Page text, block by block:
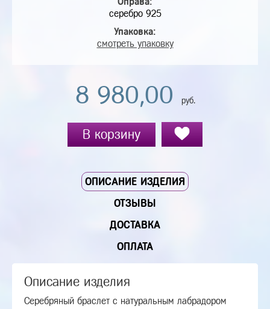
серебро 925
Упаковка:
смотреть упаковку
8 980,00 руб.
В корзину
ОПИСАНИЕ ИЗДЕЛИЯ
ОТЗЫВЫ
ДОСТАВКА
ОПЛАТА
Описание изделия
Серебряный браслет с натуральным лабрадором